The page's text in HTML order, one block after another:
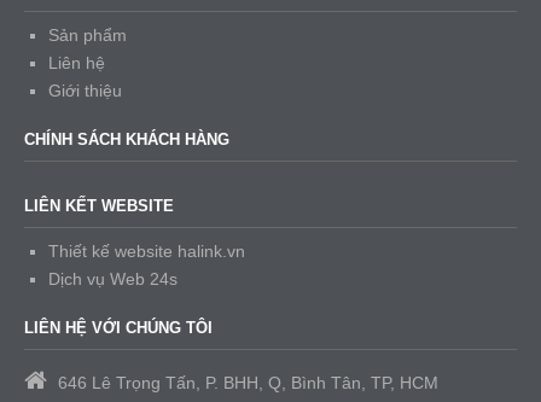
Sản phẩm
Liên hệ
Giới thiệu
CHÍNH SÁCH KHÁCH HÀNG
LIÊN KẾT WEBSITE
Thiết kế website halink.vn
Dịch vụ Web 24s
LIÊN HỆ VỚI CHÚNG TÔI
646 Lê Trọng Tấn, P. BHH, Q, Bình Tân, TP, HCM